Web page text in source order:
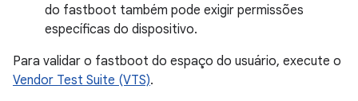
do fastboot também pode exigir permissões
específicas do dispositivo.
Para validar o fastboot do espaço do usuário, execute o
Vendor Test Suite (VTS).